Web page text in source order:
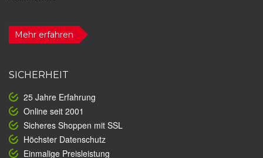
Mehr erfahren
SICHERHEIT
25 Jahre Erfahrung
Online seit 2001
Sicheres Shoppen mit SSL
Höchster Datenschutz
Einmalige Preisleistung